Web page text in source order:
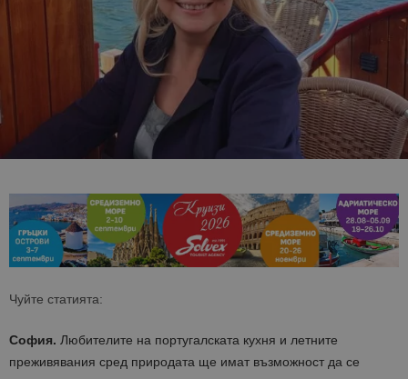
Чуйте статията:
София. Любителите на португалската кухня и летните
преживявания сред природата ще имат възможност да се